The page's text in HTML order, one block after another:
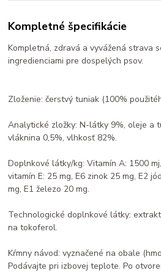
Kompletné špecifikácie
Kompletná, zdravá a vyvážená strava
ingredienciami pre dospelých psov.
Zloženie: čerstvý tuniak (100%
Analytické zložky: N-látky 9%, oleje a
vláknina 0,5%, vlhkosť 82%.
Doplnkové látky/kg: Vitamín A: 1500
vitamín E: 25 mg, E6 zinok 25 mg, E2
mg, E1 železo 20 mg.
Technologické doplnkové látky:
na tokoferol.
Kŕmny návod: vyznačené na obale
Podávajte pri izbovej teplote. Po